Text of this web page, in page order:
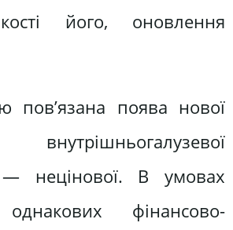
його, оновлення
пов’язана поява нової
— нецінової. В умовах
фінансово-